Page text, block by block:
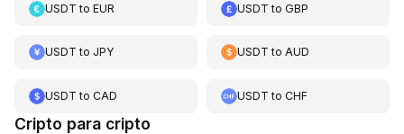
USDT to EUR USDT toGBP
USDT to JPY USDT toAUD
USDT to CAD USDT toCHF
Cripto para cripto